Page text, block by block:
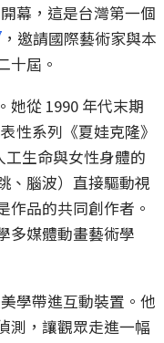
幕，這是台灣第一個
，邀請國際藝術家與本
十屆。
她從 1990 年代末期
性系列《夏娃克隆》
工生命與女性身體的
、腦波）直接驅動視
作品的共同創作者。
多媒體動畫藝術學
學帶進互動裝置。他
測，讓觀眾走進一幅